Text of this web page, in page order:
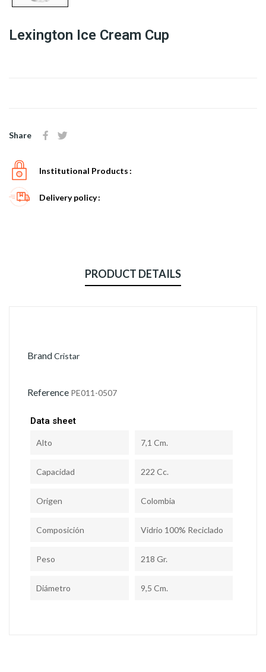
Lexington Ice Cream Cup
Share
Institutional Products
Delivery policy
PRODUCT DETAILS
BrandCristar
Reference PE011-0507
Data sheet
Alto 7,1 Cm.
Capacidad 222 Cc.
Origen Colombia
Composición Vidrio 100% Reciclado
Peso 218 Gr.
Diámetro 9,5 Cm.